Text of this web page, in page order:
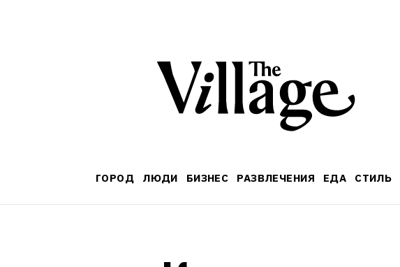
ГОРОД ЛЮДИ БИЗНЕС РАЗВЛЕЧЕНИЯ ЕДА СТИЛЬ